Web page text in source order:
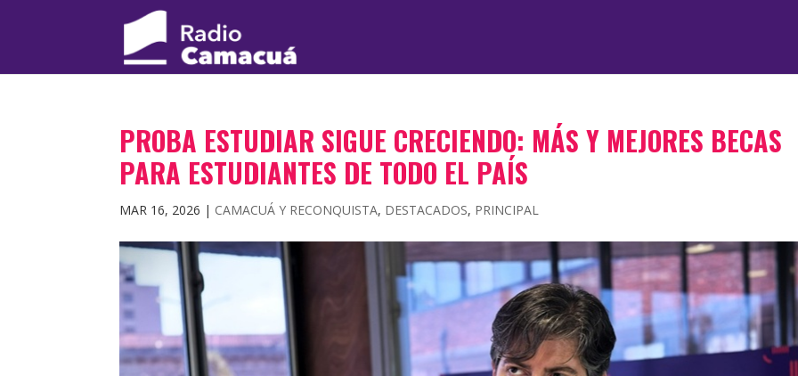
PROBA ESTUDIAR SIGUE CRECIENDO: MÁS Y MEJORES BECAS
PARA ESTUDIANTES DE TODO EL PAÍS
MAR 16, 2026 | CAMACUÁ Y RECONQUISTA, DESTACADOS, PRINCIPAL